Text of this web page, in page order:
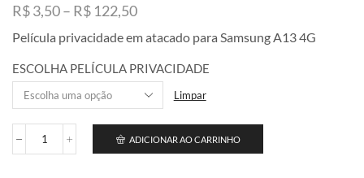
R$3,50– R$ 122,50Faixa
preço:
R$ 3,50
através
R$ 122,50
Película privacidade em atacado para Samsung A13 4G
ESCOLHA PELÍCULA PRIVACIDADE
Limpar
A13
ADICIONAR AO CARRINHO